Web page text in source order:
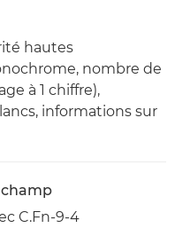
hautes
nombre de
à 1 chiffre),
informations sur
C.Fn-9-4